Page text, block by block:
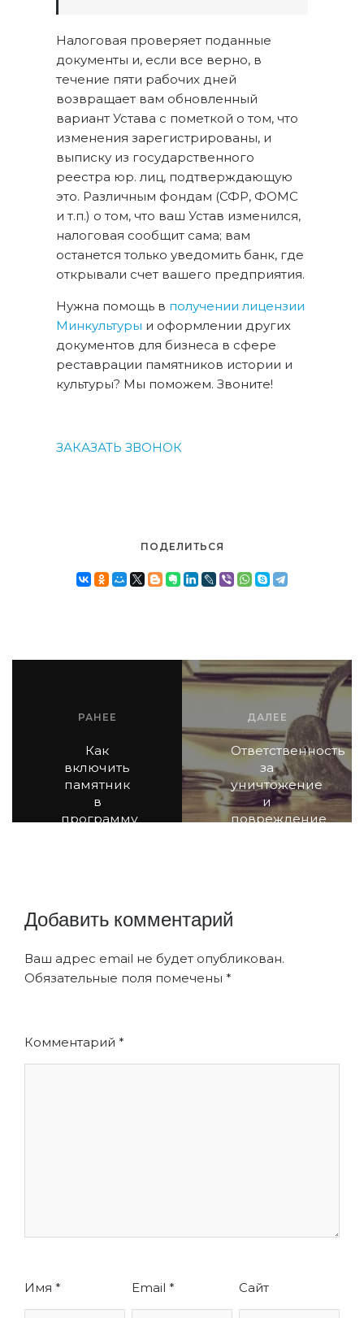
Налоговая проверяет поданные
документы и, если все верно, в
течение пяти рабочих дней
возвращает вам обновленный
вариант Устава с пометкой о том, что
изменения зарегистрированы, и
выписку из государственного
реестра юр. лиц, подтверждающую
это. Различным фондам (СФР, ФОМС
и т.п.) о том, что ваш Устав изменился,
налоговая сообщит сама; вам
останется только уведомить банк, где
открывали счет вашего предприятия.
Нужна помощь в получении лицензии
Минкультуры и оформлении других
документов для бизнеса в сфере
реставрации памятников истории и
культуры? Мы поможем. Звоните!
ЗАКАЗАТЬ ЗВОНОК
ПОДЕЛИТЬСЯ
РАНЕЕ
Как
включить
памятник
в
программу
ДАЛЕЕ
Ответственность
за
уничтожение
и
повреждение
Добавить комментарий
Ваш адрес email не будет опубликован.
Обязательные поля помечены *
Комментарий *
Имя * Email * Сайт